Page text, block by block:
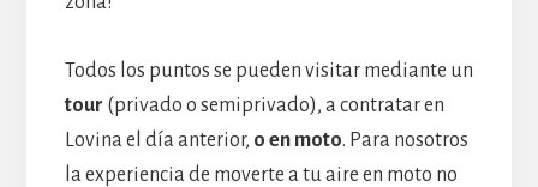
Todos los puntos se pueden visitar mediante un
tour (privado o semiprivado), a contratar en
Lovina el día anterior, o en moto. Para nosotros
la experiencia de moverte a tu aire en moto no